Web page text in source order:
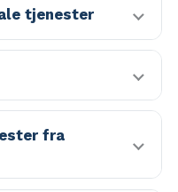
tjenester
fra